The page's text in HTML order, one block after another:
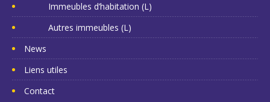
Immeubles d’habitation (L)
Autres immeubles (L)
News
Liens utiles
Contact